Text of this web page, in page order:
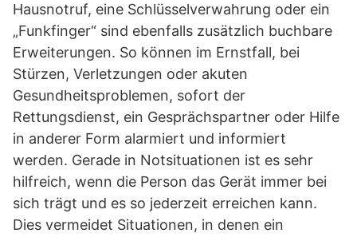
Hausnotruf, eine Schlüsselverwahrung oder ein
„Funkfinger“ sind ebenfalls zusätzlich buchbare
Erweiterungen. So können im Ernstfall, bei
Stürzen, Verletzungen oder akuten
Gesundheitsproblemen, sofort der
Rettungsdienst, ein Gesprächspartner oder Hilfe
in anderer Form alarmiert und informiert
werden. Gerade in Notsituationen ist es sehr
hilfreich, wenn die Person das Gerät immer bei
sich trägt und es so jederzeit erreichen kann.
Dies vermeidet Situationen, in denen ein